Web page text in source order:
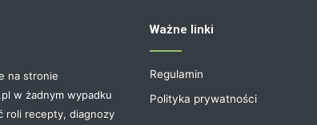
na stronie
w żadnym wypadku
roli recepty, diagnozy
Ważne linki
Regulamin
Polityka prywatności